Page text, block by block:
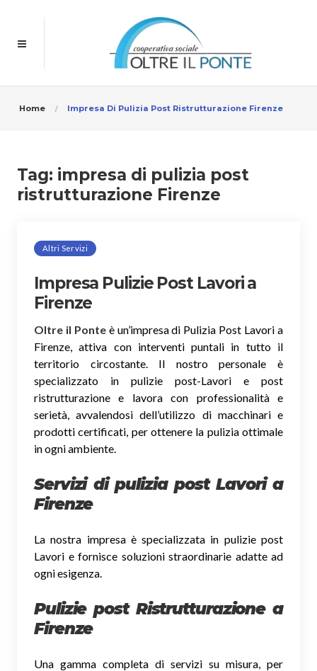
Home Impresa Di Pulizia Post Ristrutturazione Firenze
Tag: impresa di pulizia post
ristrutturazione Firenze
Altri Servizi
Impresa Pulizie Post Lavori a
Firenze
Oltre il Ponteè un’impresa di Pulizia Post Lavori a
Firenze, attiva con interventi puntali in tutto il
territorio circostante. Il nostro personale è
specializzato in pulizie post-Lavori e post
ristrutturazione e lavora con professionalità e
serietà, avvalendosi dell’utilizzo di macchinari e
prodotti certificati, per ottenere la pulizia ottimale
in ogni ambiente.
Servizi di pulizia post Lavori a
Firenze
La nostra impresa è specializzata in pulizie post
Lavori e fornisce soluzioni straordinarie adatte ad
ogni esigenza.
Pulizie post Ristrutturazione a
Firenze
Una gamma completa di servizi su misura, per